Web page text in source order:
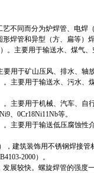
同而分为炉焊管、电焊
焊管和异型（方、扁等）
主要用于输送水、煤气
用于矿山压风、排水、轴
。主要用于输送水、污水
主要用于机械、汽车、自
、0Cr18Ni11Nb等。
要用于输送低压腐蚀性
建筑装饰用不锈钢焊接管
2000）。
较快。螺旋焊管的强度